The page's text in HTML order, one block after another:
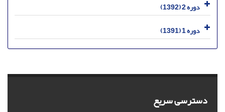
دوره 2 (1392)
دوره 1 (1391)
دسترسی سریع